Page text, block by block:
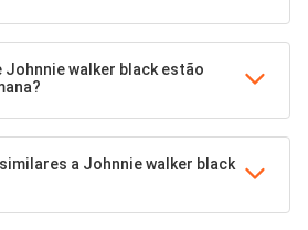
Johnnie walker black estão
a Johnnie walker black